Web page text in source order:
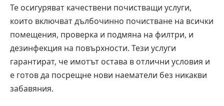
Те осигуряват качествени почистващи услуги,
които включват дълбочинно почистване на всички
помещения, проверка и подмяна на филтри, и
дезинфекция на повърхности. Тези услуги
гарантират, че имотът остава в отлични условия и
е готов да посрещне нови наематели без никакви
забавяния.